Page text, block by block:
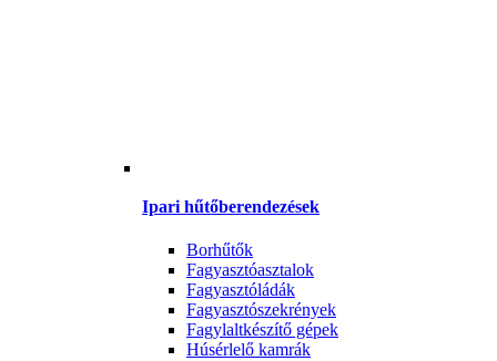
Ipari hűtőberendezések
Borhűtők
Fagyasztóasztalok
Fagyasztóládák
Fagyasztószekrények
Fagylaltkészítő gépek
Húsérlelő kamrák